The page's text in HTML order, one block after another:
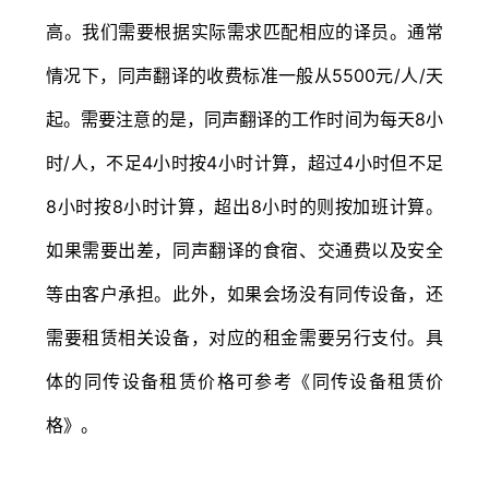
高。我们需要根据实际需求匹配相应的译员。通常
情况下，同声翻译的收费标准一般从5500元/人/天
起。需要注意的是，同声翻译的工作时间为每天8小
时/人，不足4小时按4小时计算，超过4小时但不足
8小时按8小时计算，超出8小时的则按加班计算。
如果需要出差，同声翻译的食宿、交通费以及安全
等由客户承担。此外，如果会场没有同传设备，还
需要租赁相关设备，对应的租金需要另行支付。具
体的同传设备租赁价格可参考《同传设备租赁价
格》。